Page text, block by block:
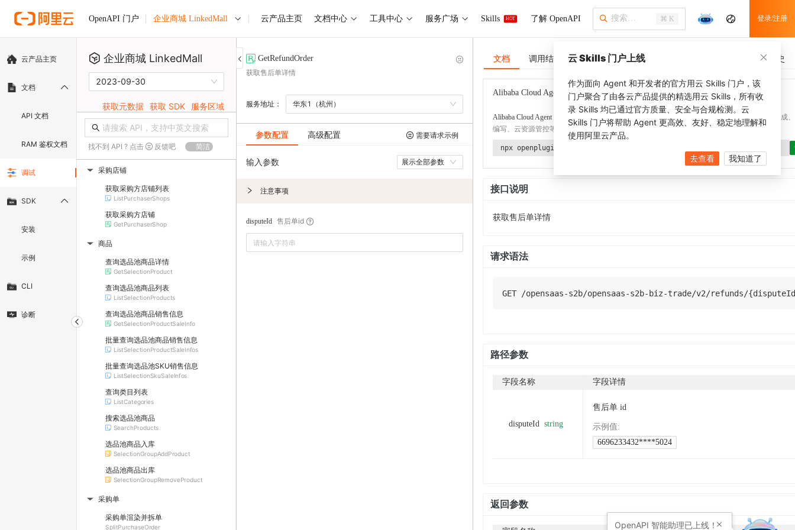
OpenAPI 门户 企业商城 LinkedMall 云产品主页 文档中心 工具中心 服务广场 Skills HOT 了解 OpenAPI ⌘ K 登录/注册
云产品主页
文档
API 文档
RAM 鉴权文档
调试
SDK
安装
示例
CLI
诊断
企业商城 LinkedMall
2023-09-30
获取元数据 获取 SDK 服务区域
找不到 API ? 点击 反馈吧 简洁
▶ 采购店铺
获取采购方店铺列表
ListPurchaserShops
获取采购方店铺
GetPurchaserShop
▶ 商品
查询选品池商品详情
GetSelectionProduct
查询选品池商品列表
ListSelectionProducts
查询选品池商品销售信息
GetSelectionProductSaleInfo
批量查询选品池商品销售信息
ListSelectionProductSaleInfos
批量查询选品池SKU销售信息
ListSelectionSkuSaleInfos
查询类目列表
ListCategories
搜索选品池商品
SearchProducts
选品池商品入库
SelectionGroupAddProduct
选品池商品出库
SelectionGroupRemoveProduct
▶ 采购单
采购单渲染并拆单
SplitPurchaseOrder
GetRefundOrder
获取售后单详情
服务地址： 华东1（杭州）
参数配置 高级配置 需要请求示例
输入参数 展示全部参数
注意事项
disputeId 售后单id
文档 调用结果 SDK 示例 CLI 示例 调用历史
Alibaba Cloud Agent Toolkit 了解更多
Alibaba Cloud Agent Toolkit
提供 Agent 插件、技能、MCP 配置和验证工具，涵盖 SDK 代码生成、
编写、云资源管控等能力。通过 alibabacloud-agent-toolkit-install 技能可快速完成本地配置。
npx openplugin aliyun/alibabacloud-agent-toolkit
接口说明
获取售后单详情
请求语法
GET /opensaas-s2b/opensaas-s2b- biz-trade/v2/refunds/{disputeId
路径参数
字段名称 字段详情
disputeId string
售后单 id
示例值:
6696233432****5024
返回参数
云 Skills 门户上线
作为面向 Agent 和开发者的官方用云 Skills 门户，该
门户聚合了由各云产品提供的精选用云 Skills，所有收
录 Skills 均已通过官方质量、安全与合规检测。云
Skills 门户将帮助 Agent 更高效、友好、稳定地理解和
使用阿里云产品。
去查看 我知道了
OpenAPI 智能助理已上线！